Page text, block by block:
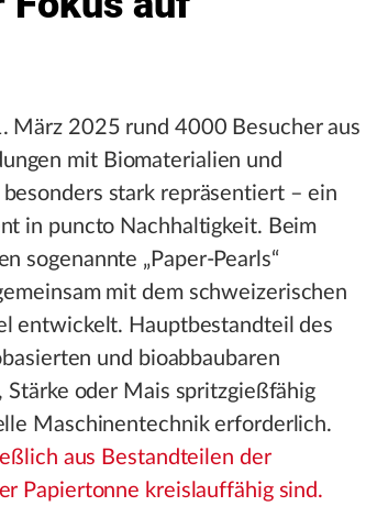
März 2025 rund 4000 Besucher aus
mit Biomaterialien und
stark repräsentiert – ein
in puncto Nachhaltigkeit. Beim
sogenannte „Paper-Pearls“
mit dem schweizerischen
entwickelt. Hauptbestandteil des
und bioabbaubaren
oder Mais spritzgießfähig
Maschinentechnik erforderlich.
aus Bestandteilen der
Papiertonne kreislauffähig sind.